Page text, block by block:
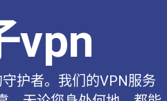
vpn
护者。我们的VPN服务